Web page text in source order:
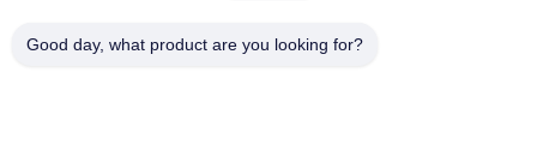
Pemasok Cat Otomotif Perbaikan Cat Otomotif
Good day, what product are you looking for?